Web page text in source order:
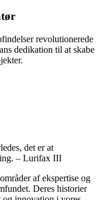
revolutionerede
dedikation til at skabe
det er at
– Lurifax III
af ekspertise og
Deres historier